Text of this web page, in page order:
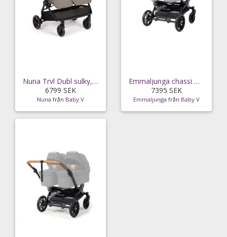
Nuna Trvl Dubl sulky, granite
6799 SEK
Nuna från Baby V
Emmaljunga chassi Double Sento, Urban 2027
7395 SEK
Emmaljunga från Baby V